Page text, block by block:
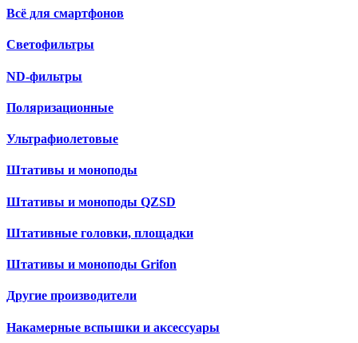
Всё для смартфонов
Светофильтры
ND-фильтры
Поляризационные
Ультрафиолетовые
Штативы и моноподы
Штативы и моноподы QZSD
Штативные головки, площадки
Штативы и моноподы Grifon
Другие производители
Накамерные вспышки и аксессуары